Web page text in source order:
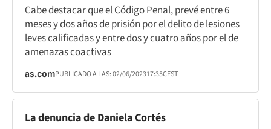
Cabe destacar que el Código Penal, prevé entre 6
meses y dos años de prisión por el delito de lesiones
leves calificadas y entre dos y cuatro años por el de
amenazas coactivas
as.comPUBLICADO A LAS:02/06/202317:35CEST
La denuncia de Daniela Cortés